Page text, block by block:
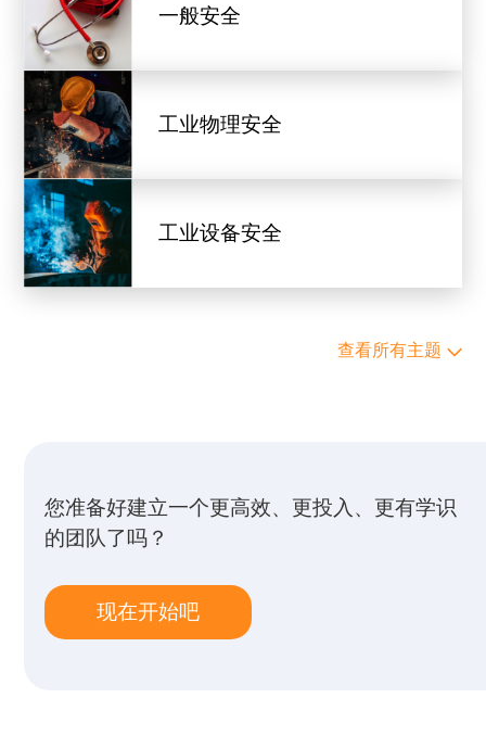
一般安全
工业物理安全
工业设备安全
查看所有主题
您准备好建立一个更高效、更投入、更有学识
的团队了吗？
现在开始吧